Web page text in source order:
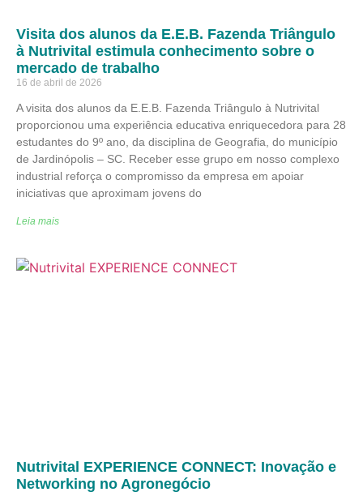
Visita dos alunos da E.E.B. Fazenda Triângulo
à Nutrivital estimula conhecimento sobre o
mercado de trabalho
16 de abril de 2026
A visita dos alunos da E.E.B. Fazenda Triângulo à Nutrivital
proporcionou uma experiência educativa enriquecedora para 28
estudantes do 9º ano, da disciplina de Geografia, do município
de Jardinópolis – SC. Receber esse grupo em nosso complexo
industrial reforça o compromisso da empresa em apoiar
iniciativas que aproximam jovens do
Leia mais
Nutrivital EXPERIENCE CONNECT: Inovação e
Networking no Agronegócio